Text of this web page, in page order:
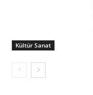
Kültür Sanat